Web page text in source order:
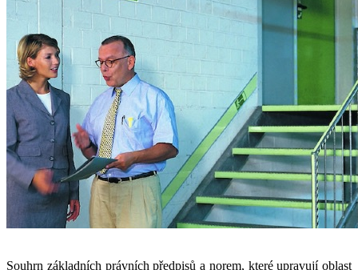
Souhrn základních právních předpisů a norem, které upravují oblast